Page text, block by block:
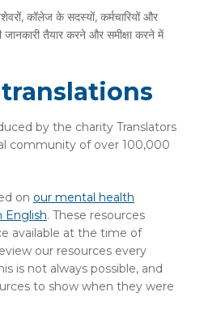
कॉलेज के सदस्यों, कर्मचारियों और
जानकारी तैयार करने और समीक्षा करने में
by the charity Translators
community of over 100,000
on our mental health
English. These resources
available at the time of
our resources every
is not always possible, and
to show when they were